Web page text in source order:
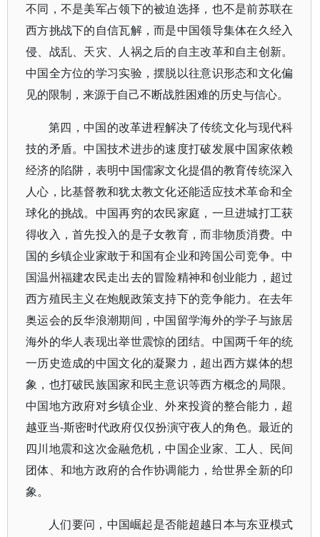
不同，不是美军占领下的被迫选择，也不是前苏联在
西方挑战下的自信瓦解，而是中国领导集体在久经入
侵、战乱、天灾、人祸之后的自主改革和自主创新。
中国全方位的学习实验，摆脱以往意识形态和文化偏
见的限制，来源于自己不断战胜困难的历史与信心。
第四，中国的改革进程解决了传统文化与现代科
技的矛盾。中国技术进步的速度打破发展中国家依赖
经济的陷阱，表明中国儒家文化提倡的教育传统深入
人心，比基督教和犹太教文化还能适应技术革命和全
球化的挑战。中国再穷的农民家庭，一旦进城打工获
得收入，首先投入的是子女教育，而非物质消费。中
国的乡镇企业家敢于和国有企业和跨国公司竞争。中
国温州福建农民走出去的冒险精神和创业能力，超过
西方殖民主义在炮舰政策支持下的竞争能力。在去年
奥运会的反华浪潮期间，中国留学海外的学子与旅居
海外的华人表现出举世震惊的团结。中国两千年的统
一历史造成的中国文化的凝聚力，超出西方媒体的想
象，也打破民族国家和民主意识等西方概念的局限。
中国地方政府对乡镇企业、外來投資的整合能力，超
越亚当-斯密时代政府仅仅扮演守夜人的角色。最近的
四川地震和这次金融危机，中国企业家、工人、民间
团体、和地方政府的合作协调能力，给世界全新的印
象。
人们要问，中国崛起是否能超越日本与东亚模式